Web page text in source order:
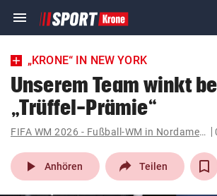
menu Navigation
ein-/ausklappen
account_circle Anmelden
pin_drop
Wien
bookmark
„KRONE“ IN NEW YORK
Unserem Team winkt
„Trüffel-Prämie“
FIFA WM 2026 - Fußball-WM in Nordamerika
play_arrow Anhören Teilen